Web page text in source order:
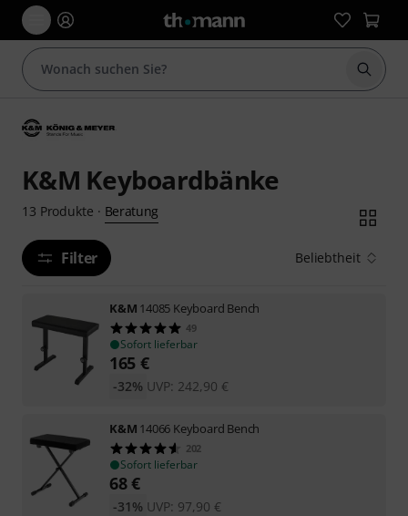
Suche
K&M Keyboardbänke
13 Produkte · Beratung
Filter Beliebtheit
K&M 14085 Keyboard Bench
49
Sofort lieferbar
165 €
UVP: 242,90 €
-32%
K&M 14066 Keyboard Bench
202
Sofort lieferbar
68€
UVP: 97,90 €
-31%